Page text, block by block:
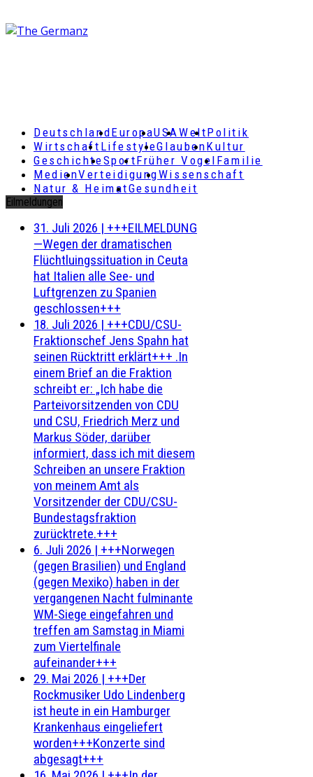
DeutschlandEuropaUSAWeltPolitik
Wirtschaft LifestyleGlaubenKultur
GeschichteSportFrüher Vogel Familie
MedienVerteidigungWissenschaft
Natur & HeimatGesundheit
Eilmeldungen
31. Juli 2026 | +++EILMELDUNG
—Wegen der dramatischen
Flüchtluingssituation in Ceuta
hat Italien alle See- und
Luftgrenzen zu Spanien
geschlossen+++
18. Juli 2026 | +++CDU/CSU-
Fraktionschef Jens Spahn hat
seinen Rücktritt erklärt+++ .In
einem Brief an die Fraktion
schreibt er: „Ich habe die
Parteivorsitzenden von CDU
und CSU, Friedrich Merz und
Markus Söder, darüber
informiert, dass ich mit diesem
Schreiben an unsere Fraktion
von meinem Amt als
Vorsitzender der CDU/CSU-
Bundestagsfraktion
zurücktrete.+++
6. Juli 2026 | +++Norwegen
(gegen Brasilien) und England
(gegen Mexiko) haben in der
vergangenen Nacht fulminante
WM-Siege eingefahren und
treffen am Samstag in Miami
zum Viertelfinale
aufeinander+++
29. Mai 2026 | +++Der
Rockmusiker Udo Lindenberg
ist heute in ein Hamburger
Krankenhaus eingeliefert
worden+++Konzerte sind
abgesagt+++